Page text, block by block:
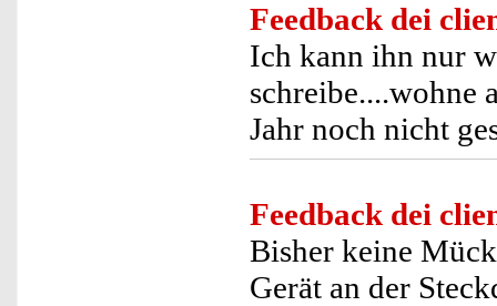
Feedback dei
Ich kann ihn nur
schreibe....wohne
Jahr noch nicht
Feedback dei
Bisher keine
Gerät an der